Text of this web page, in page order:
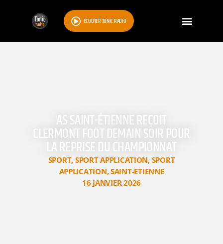
ÉCOUTER TONIC RADIO
AS SAINT-ÉTIENNE REÇOIT
CLERMONT FOOT DEMAIN SOIR POUR
LA REPRISE DU CHAMPIONNAT
SPORT, SPORT APPLICATION, SPORT
APPLICATION,SAINT-ETIENNE
16 JANVIER 2026